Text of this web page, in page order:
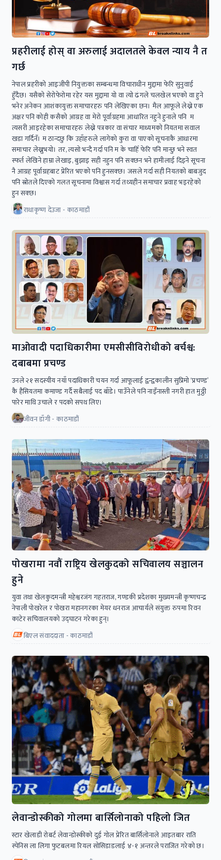
प्रहरीलाई होस् वा अरुलाई अदालतले केवल न्याय नै त
गर्छ
नेपाल प्रहरीको आइजीपी नियुक्तका सम्बन्धमा विचाराधीन मुद्दामा फेरि सुनुवाई
हुँदैछ। यसैको सेरोफेरोमा रहेर यस मुद्दामा यो वा त्यो ढंगले चलखेल भएको वा हुने
भनेर अनेकन आशंकायुक्त समाचारहरु पनि लेखिएका छन। मैल आफूले लेख्ने एक
अक्षर पनि कोही कसैको आग्रह वा मेरो पूर्वाग्रहमा आधारित नहुने हुनाले पनि म
त्यसरी आइरहेका समाचारहरु लेख्ने पत्रकार वा संचार माध्यमको नियतमा सवाल
खडा गर्दिनँ। म ठान्दछु कि उहाँहरुले लागेको कुरा वा पाएको सूचनाकै आधारमा
समाचार लेख्नुभयो। तर, त्यसो भन्दै गर्दा पनि म के चाहिँ फेरि पनि मान्छु भने स्वत
स्फर्त लेखिने हाम्रा लेखाइ, बुझाइ सही नहुन पनि सक्छन भने हामीलाई दिइने सूचना
नै आग्रह पूर्वाग्रहबाट प्रेरित भएको पनि हुनसक्छ। जसले गर्दा सही नियतको बाबजुद
पनि स्रोतले दिएको गलत सूचनामा विश्वास गर्दा तथ्यहीन समाचार प्रवाह भइरहेको
हुन सक्छ।
राधाकृष्ण देउजा - काठमाडौं
माओवादी पदाधिकारीमा एमसीसीविरोधीको बर्चश्व:
दबाबमा प्रचण्ड
उनले २१ सदस्यीय नयाँ पदाधिकारी चयन गर्दा आफूलाई द्वन्द्वकालीन सुप्रिमो ‘प्रचण्ड’
कै हैसियतमा कमाण्ड गर्दै सबैलाई पद बाँडे। पाउँनेले पनि नाइँनास्ती नगरी हात मुठ्ठी
पारेर माथि उचाले र पदको सपथ लिए।
जीवन डाँगी - काठमाडौं
पोखरामा नवौं राष्ट्रिय खेलकुदको सचिवालय सञ्चालन
हुने
युवा तथा खेलकुदमन्त्री महेश्वरजंग गहतराज, गण्डकी प्रदेशका मुख्यमन्त्री कृष्णचन्द्र
नेपाली पोखरेल र पोखरा महानगरका मेयर धनराज आचार्यले संयुक्त रुपमा रिवन
काटेर सचिवालयको उद्घाटन गरेका हुन्।
बिएल संवाददाता - काठमाडौं
लेवान्डोस्कीको गोलमा बार्सिलोनाको पहिलो जित
स्टार खेलाडी रोबर्ट लेवान्डोस्कीको दुई गोल प्रेरित बार्सिलोनाले आइतबार राति
स्पेनिस ला लिगा फुटबलमा रियल सोसिडाडलाई ४-१ अन्तरले पराजित गरेको छ।